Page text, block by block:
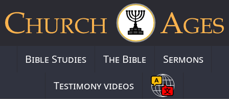
Bible Studies The Bible
Sermons
Testimony videos